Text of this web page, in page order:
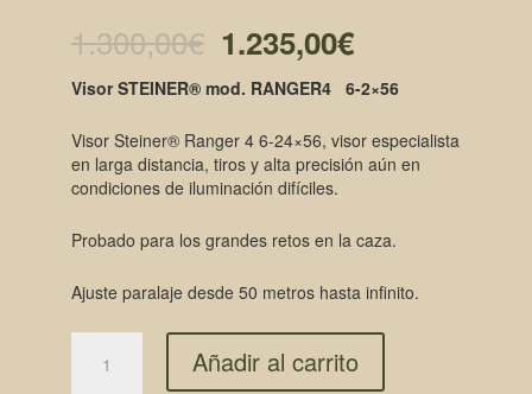
1.300,00€ El
precio
original
era:
1.235,00€El
precio
actual
es:
Visor STEINER® mod. RANGER4 6-2×56
Visor Steiner® Ranger 4 6-24×56, visor especialista
en larga distancia, tiros y alta precisión aún en
condiciones de iluminación difíciles.
Probado para los grandes retos en la caza.
Ajuste paralaje desde 50 metros hasta infinito.
Añadir al carrito